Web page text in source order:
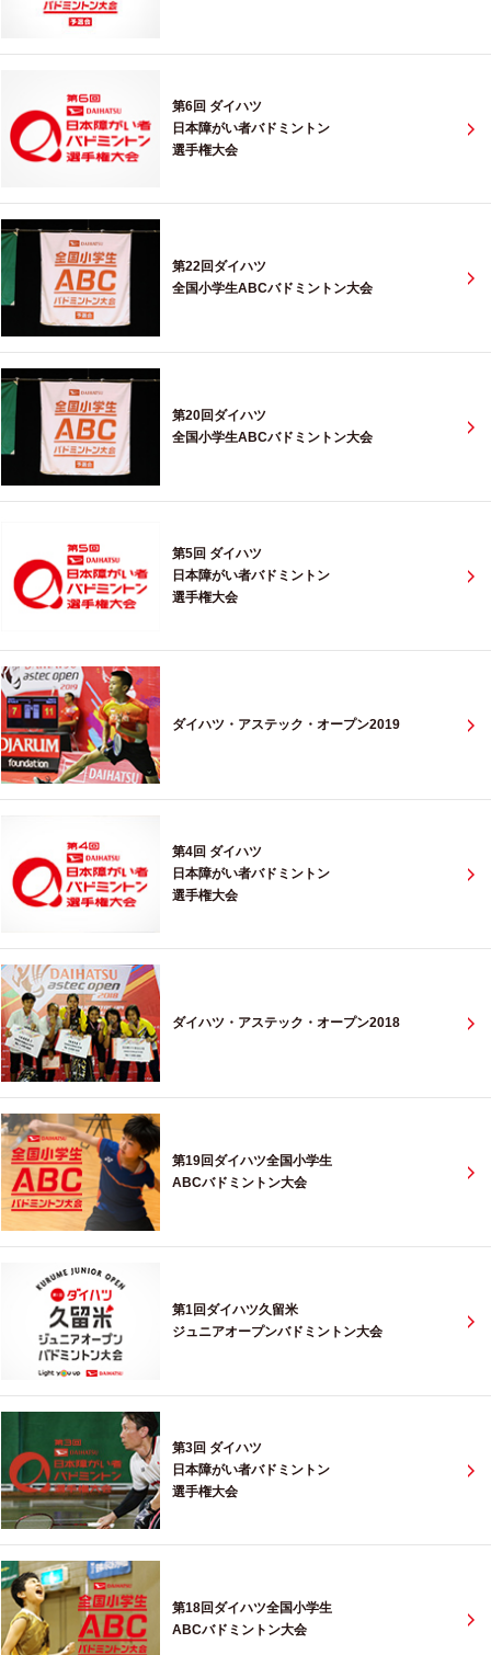
第6回 ダイハツ
日本障がい者バドミントン
選手権大会
第22回ダイハツ
全国小学生ABCバドミントン大会
第20回ダイハツ
全国小学生ABCバドミントン大会
第5回 ダイハツ
日本障がい者バドミントン
選手権大会
ダイハツ・アステック・オープン2019
第4回 ダイハツ
日本障がい者バドミントン
選手権大会
ダイハツ・アステック・オープン2018
第19回ダイハツ全国小学生
ABCバドミントン大会
第1回ダイハツ久留米
ジュニアオープンバドミントン大会
第3回 ダイハツ
日本障がい者バドミントン
選手権大会
第18回ダイハツ全国小学生
ABCバドミントン大会